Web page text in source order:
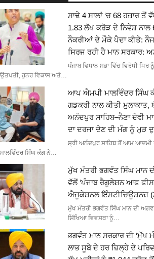
ਸਾਢੇ 4 ਸਾਲਾਂ ‘ਚ 68 ਹਜ਼ਾਰ ਤੋਂ
1.83 ਲੱਖ ਕਰੋੜ ਦੇ ਨਿਵੇਸ਼
ਨੌਕਰੀਆਂ ਦੇ ਮੌਕੇ ਪੈਦਾ ਕੀਤੇ:
ਸਿਰਜ ਰਹੀ ਹੈ ਮਾਨ ਸਰਕਾਰ:
ਪੰਜਾਬ ਵਿਧਾਨ ਸਭਾ ਵਿੱਚ ਵਿਰੋਧੀ
ਉਤਪਤੀ, ਹੁਨਰ ਵਿਕਾਸ ਅਤੇ…
ਆਪ ਐਮਪੀ ਮਾਲਵਿੰਦਰ ਸਿੰਘ
ਗਡਕਰੀ ਨਾਲ ਕੀਤੀ
ਅਨੰਦਪੁਰ ਸਾਹਿਬ–ਨੈਣਾ ਦੇਵੀ
ਦਾ ਦਰਜਾ ਦੇਣ ਦੀ ਮੰਗ ਨੂੰ ਮੁੜ
ਸ੍ਰੀ ਅਨੰਦਪੁਰ ਸਾਹਿਬ ਤੋਂ ਆਮ ਆਦਮੀ
ਮਾਲਵਿੰਦਰ ਸਿੰਘ ਕੰਗ ਨੇ…
ਮੁੱਖ ਮੰਤਰੀ ਭਗਵੰਤ ਸਿੰਘ ਮਾਨ
ਵੱਲੋਂ ‘ਪੰਜਾਬ ਰੈਗੂਲੇਸ਼ਨ ਆਫ
ਐਜੂਕੇਸ਼ਨਲ ਇੰਸਟੀਚਿਊਸ਼ਨਜ਼
ਮੁੱਖ ਮੰਤਰੀ ਭਗਵੰਤ ਸਿੰਘ ਮਾਨ ਦੀ
ਸਿੱਖਿਆ ਵਿਵਸਥਾ ਨੂੰ…
ਭਗਵੰਤ ਮਾਨ ਸਰਕਾਰ ਦੀ ‘ਮੁੱਖ
ਲਾਭ ਸੂਬੇ ਦੇ ਹਰ ਜ਼ਿਲ੍ਹੇ ਦੇ